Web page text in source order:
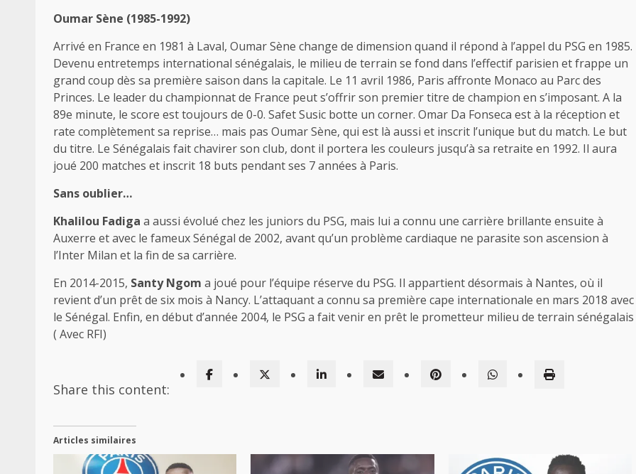
Oumar Sène (1985-1992)
Arrivé en France en 1981 à Laval, Oumar Sène change de dimension quand il répond à l’appel du PSG en 1985.
Devenu entretemps international sénégalais, le milieu de terrain se fond dans l’effectif parisien et frappe un
grand coup dès sa première saison dans la capitale. Le 11 avril 1986, Paris affronte Monaco au Parc des
Princes. Le leader du championnat de France peut s’offrir son premier titre de champion en s’imposant. A la
89e minute, le score est toujours de 0-0. Safet Susic botte un corner. Omar Da Fonseca est à la réception et
rate complètement sa reprise… mais pas Oumar Sène, qui est là aussi et inscrit l’unique but du match. Le but
du titre. Le Sénégalais fait chavirer son club, dont il portera les couleurs jusqu’à sa retraite en 1992. Il aura
joué 200 matches et inscrit 18 buts pendant ses 7 années à Paris.
Sans oublier…
Khalilou Fadiga a aussi évolué chez les juniors du PSG, mais lui a connu une carrière brillante ensuite à
Auxerre et avec le fameux Sénégal de 2002, avant qu’un problème cardiaque ne parasite son ascension à
l’Inter Milan et la fin de sa carrière.
En 2014-2015, Santy Ngom a joué pour l’équipe réserve du PSG. Il appartient désormais à Nantes, où il
revient d’un prêt de six mois à Nancy. L’attaquant a connu sa première cape internationale en mars 2018 avec
le Sénégal. Enfin, en début d’année 2004, le PSG a fait venir en prêt le prometteur milieu de terrain sénégalais
( Avec RFI)
Share this content:
Articles similaires